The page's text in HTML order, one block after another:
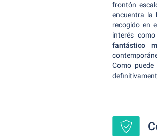
frontón
encuentra la
recogido en
interés
fantástico
Como